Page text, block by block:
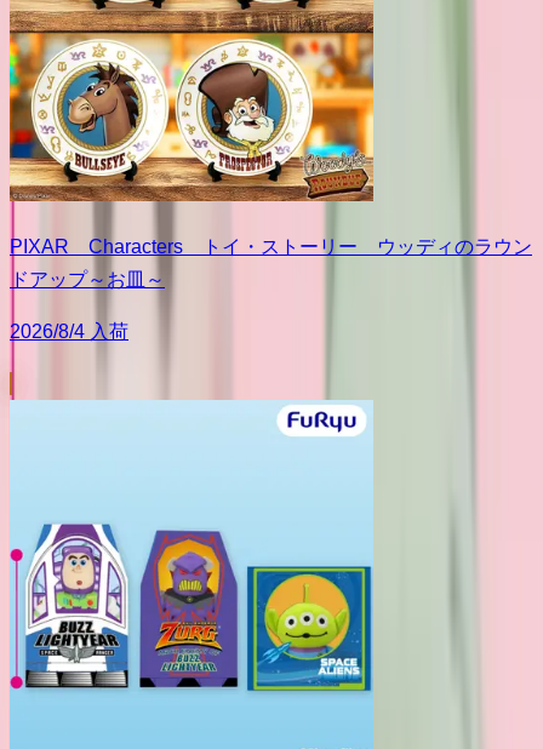
PIXAR Characters トイ・ストーリー ウッディのラウン
ドアップ～お皿～
2026/8/4 入荷